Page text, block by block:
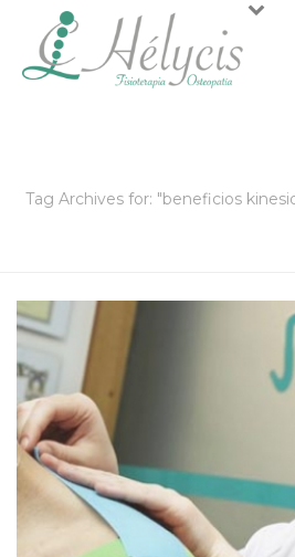
Tag Archives for: "beneficios